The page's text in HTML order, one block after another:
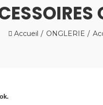
Accueil ONGLERIE